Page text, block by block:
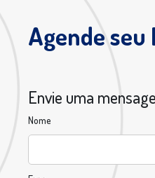
Agende seu
Envie uma
Nome